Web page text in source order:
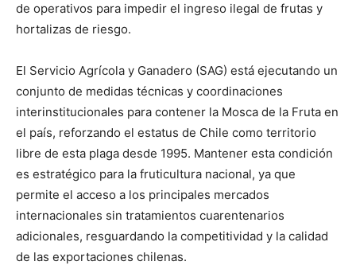
de operativos para impedir el ingreso ilegal de frutas y
hortalizas de riesgo.
El Servicio Agrícola y Ganadero (SAG) está ejecutando un
conjunto de medidas técnicas y coordinaciones
interinstitucionales para contener la Mosca de la Fruta en
el país, reforzando el estatus de Chile como territorio
libre de esta plaga desde 1995. Mantener esta condición
es estratégico para la fruticultura nacional, ya que
permite el acceso a los principales mercados
internacionales sin tratamientos cuarentenarios
adicionales, resguardando la competitividad y la calidad
de las exportaciones chilenas.